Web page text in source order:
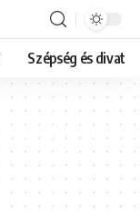
Szépség és divat